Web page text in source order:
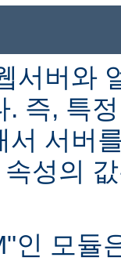
서버와
. 즉, 특
서 서버
성의
인 모듈